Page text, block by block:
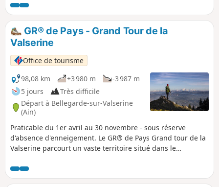
grimper vers le plateau de Retord. Après 1h30 de montée
en forêt, un splendide panorama sur le Jura et les Alpes
vous attend. L'étape s'achève à la Charnay, avec la
possibilité de dormir à la Ferme de Retord ou de pousser
jusqu'au Refuge de la Conay.
GR® de Pays - Grand Tour de la
Valserine
Office de tourisme
98,08 km
+3 980 m
-3 987 m
5 jours
Très difficile
Départ à Bellegarde-sur-Valserine
(Ain)
Praticable du 1er avril au 30 novembre - sous réserve
d'absence d'enneigement. Le GR® de Pays Grand tour de la
Valserine parcourt un vaste territoire situé dans le
le parc naturel régional du Haut-Jura, en traversant les
paysages contrastés du plateau de Retord, de la vallée de la